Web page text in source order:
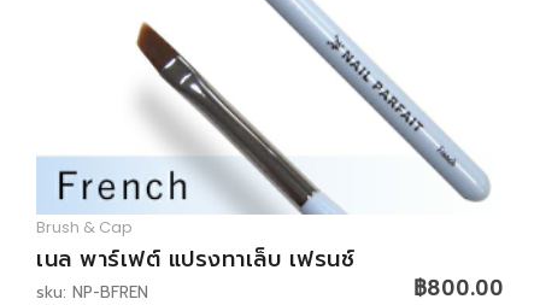
SIGN UP
LOGIN
Brush & Cap
เนล พาร์เฟต์ แปรงทาเล็บ เฟรนช์
sku: NP-BFREN ฿800.00